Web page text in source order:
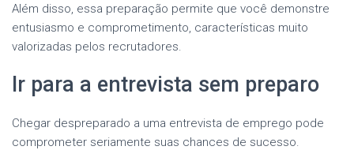
Além disso, essa preparação permite que você demonstre
entusiasmo e comprometimento, características muito
valorizadas pelos recrutadores.
Ir para a entrevista sem preparo
Chegar despreparado a uma entrevista de emprego pode
comprometer seriamente suas chances de sucesso.